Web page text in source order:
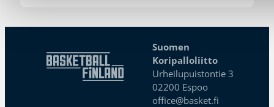
Suomen
Koripalloliitto
Urheilupuistontie 3
02200 Espoo
office@basket.fi